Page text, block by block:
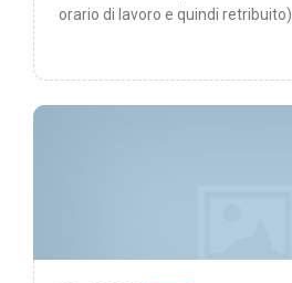
orario di lavoro e quindi retribuito)